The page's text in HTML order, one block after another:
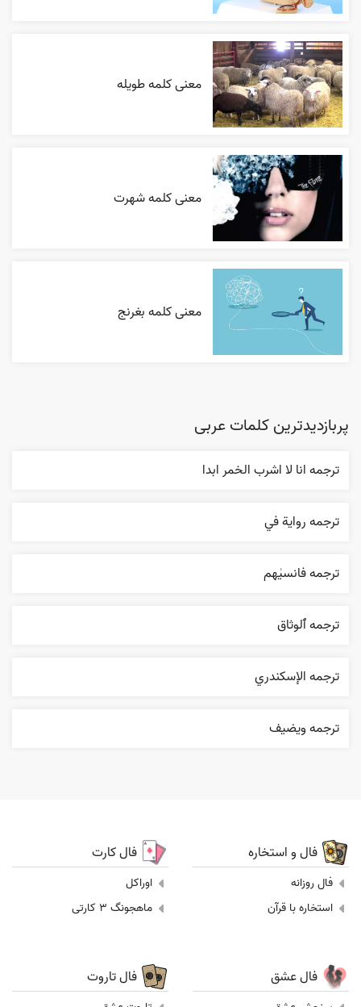
معنی کلمه طویله
معنی کلمه شهرت
معنی کلمه بغرنج
پربازدیدترین کلمات عربی
ترجمه انا لا اشرب الخمر ابدا
ترجمه روایة في
ترجمه فانسیٰهم
ترجمه ٱلوثاق
ترجمه الإسکندري
ترجمه ويضيف
فال و استخاره
فال روزانه
استخاره با قرآن
فال کارت
اوراکل
ماهجونگ 3 کارتی
فال عشق فال تاروت